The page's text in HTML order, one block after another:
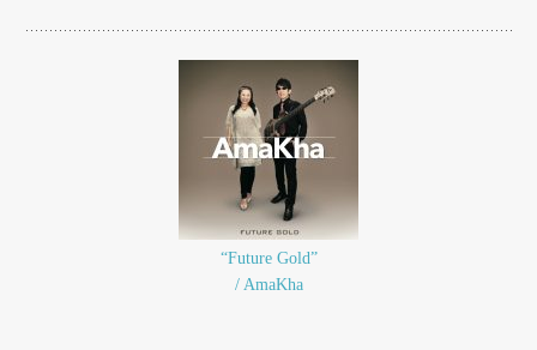
“Future Gold”
/ AmaKha